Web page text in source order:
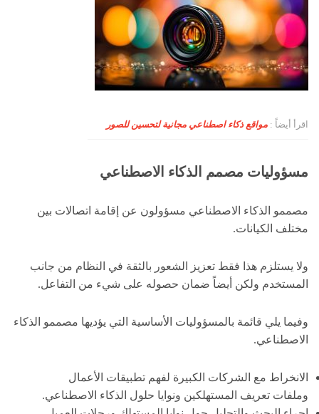
اقرأ أيضاً : مواقع ذكاء اصطناعي مجانية لتحسين للصور
مسؤوليات مصمم الذكاء الاصطناعي
مصممو الذكاء الاصطناعي مسؤولون عن إقامة اتصالات بين
مختلف الكيانات.
ولا يستلزم هذا فقط تعزيز الشعور بالثقة في النظام من جانب
المستخدم ولكن أيضاً ضمان حصوله على شيء من التفاعل.
وفيما يلي قائمة بالمسؤوليات الأساسية التي يؤديها مصممو الذكاء
الاصطناعي.
الانخراط مع الشركات الكبيرة لفهم تطبيقات الأعمال
وملفات تعريف المستهلكين ونوايا حلول الذكاء الاصطناعي.